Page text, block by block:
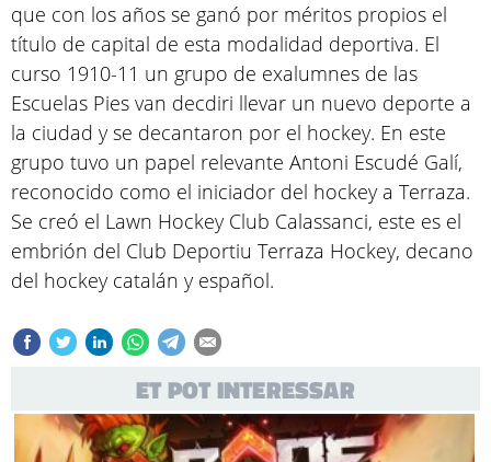
que con los años se ganó por méritos propios el
título de capital de esta modalidad deportiva. El
curso 1910-11 un grupo de exalumnes de las
Escuelas Pies van decdiri llevar un nuevo deporte a
la ciudad y se decantaron por el hockey. En este
grupo tuvo un papel relevante Antoni Escudé Galí,
reconocido como el iniciador del hockey a Terraza.
Se creó el Lawn Hockey Club Calassanci, este es el
embrión del Club Deportiu Terraza Hockey, decano
del hockey catalán y español.
ET POT INTERESSAR